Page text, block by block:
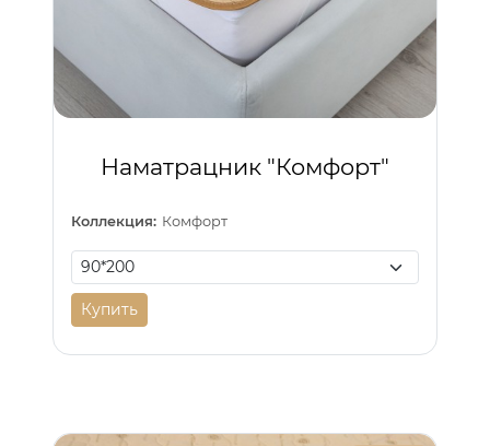
Наматрацник "Комфорт"
Коллекция: Комфорт
Купить